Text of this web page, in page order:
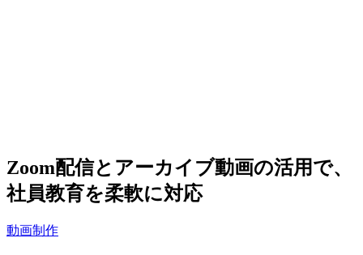
Zoom配信とアーカイブ動画の活用で、
社員教育を柔軟に対応
動画制作